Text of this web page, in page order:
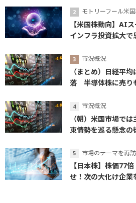
モトリーフール米
【米国株動向】AI
インフラ投資拡大で
市況概況
（まとめ）日経平
落 半導体株に売り
市況概況
（朝）米国市場で
東情勢を巡る懸念の
市場のテーマを再訪す
【日本株】株価77
せ！次の大化け企業